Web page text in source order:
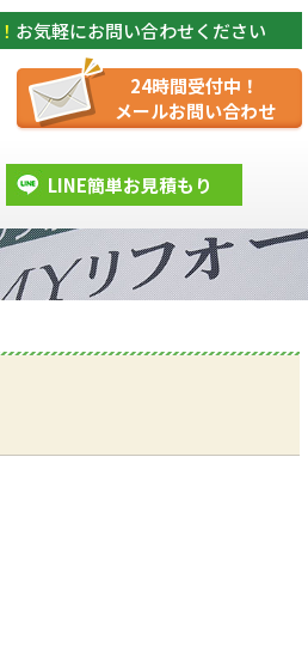
お気軽にお問い合わせください
24時間受付中！
メールお問い合わせ
LINE簡単お見積もり